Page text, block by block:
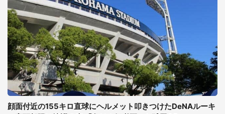
顔面付近の155キロ直球にヘルメット叩きつけたDeNAルーキ